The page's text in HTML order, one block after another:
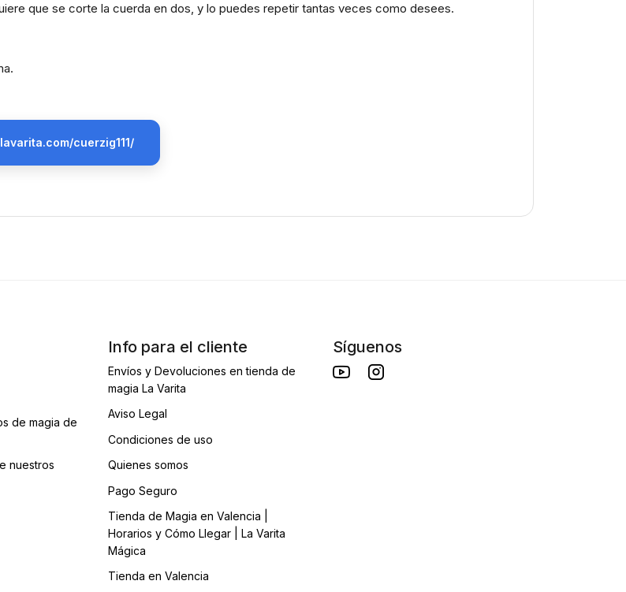
que se corte la cuerda en dos, y lo puedes repetir tantas veces como desees.
cuerzig111/
de magia de
nuestros
Info para el cliente
Envíos y Devoluciones en tienda de
magia La Varita
Aviso Legal
Condiciones de uso
Quienes somos
Pago Seguro
Tienda de Magia en Valencia |
Horarios y Cómo Llegar | La Varita
Mágica
Tienda en Valencia
Síguenos